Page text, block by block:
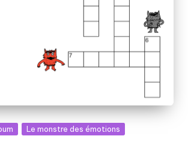
Le monstre des émotions